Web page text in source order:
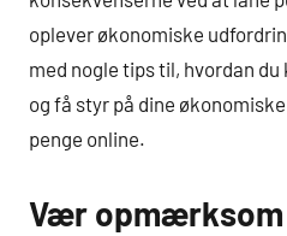
oplever økonomiske
med nogle tips til, hvordan
og få styr på dine
penge online.
Vær opmærksom